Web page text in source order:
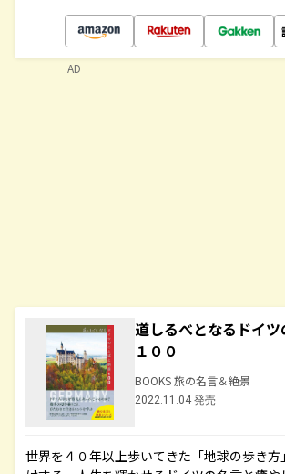
道しるべとなるドイ
１００
BOOKS 旅の名言＆絶景
2022.11.04 発売
世界を４０年以上歩いてきた「地球の歩き
AD